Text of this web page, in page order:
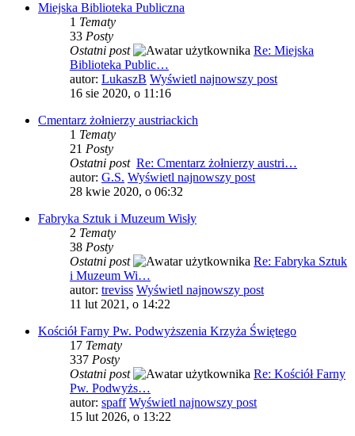
Miejska Biblioteka Publiczna
1 Tematy
33 Posty
Ostatni post
Re: Miejska
Biblioteka Public…
autor: LukaszB Wyświetl najnowszy post
16 sie 2020, o 11:16
Cmentarz żołnierzy austriackich
1 Tematy
21 Posty
Ostatni post Re: Cmentarz żołnierzy austri…
autor: G.S. Wyświetl najnowszy post
28 kwie 2020, o 06:32
Fabryka Sztuk i Muzeum Wisły
2 Tematy
38 Posty
Ostatni post
Re: Fabryka Sztuk
i Muzeum Wi…
autor: treviss Wyświetl najnowszy post
11 lut 2021, o 14:22
Kościół Farny Pw. Podwyższenia Krzyża Świętego
17 Tematy
337 Posty
Ostatni post
Re: Kościół Farny
Pw. Podwyżs…
autor: spaff Wyświetl najnowszy post
15 lut 2026, o 13:22